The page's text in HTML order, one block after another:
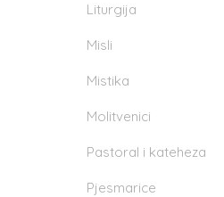
Liturgija
Misli
Mistika
Molitvenici
Pastoral i kateheza
Pjesmarice